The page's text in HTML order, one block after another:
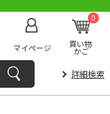
マイページ
0
買い物
かご
詳細検索